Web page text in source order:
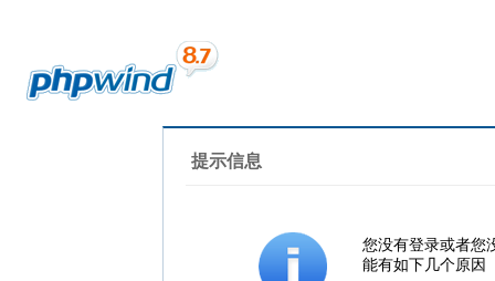
提示信息
您没有登录或者您
能有如下几个原因